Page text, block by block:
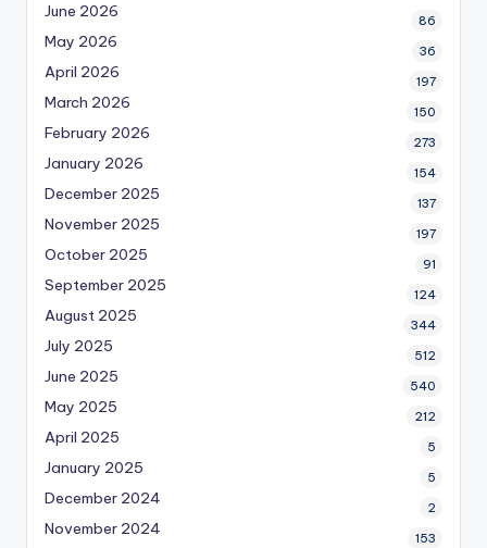
June 2026 86
May 2026 36
April 2026 197
March 2026 150
February 2026 273
January 2026 154
December 2025 137
November 2025 197
October 2025 91
September 2025 124
August 2025 344
July 2025 512
June 2025 540
May 2025 212
April 2025 5
January 2025 5
December 2024 2
November 2024 153